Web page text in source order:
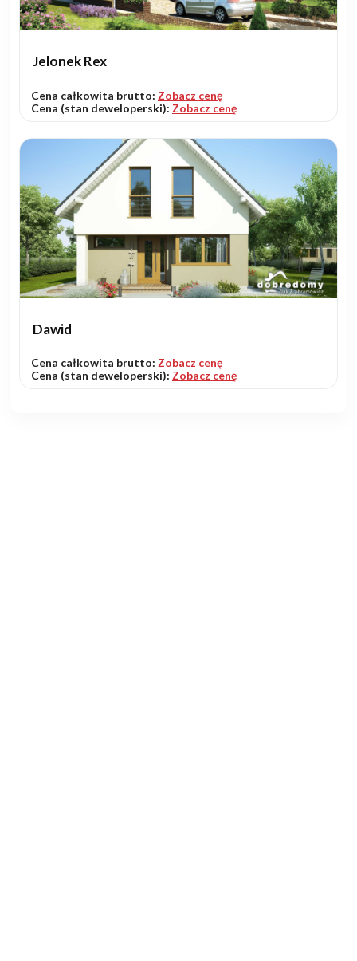
Jelonek Rex
Cena całkowita brutto: Zobacz cenę
Cena (stan deweloperski): Zobacz cenę
Dawid
Cena całkowita brutto: Zobacz cenę
Cena (stan deweloperski): Zobacz cenę